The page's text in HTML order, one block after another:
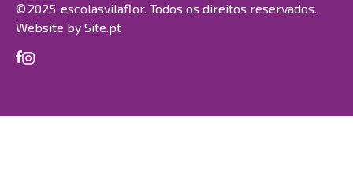
© 2025 escolasvilaflor. Todos os direitos reservados.
Website by Site.pt